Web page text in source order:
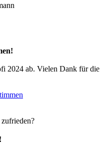
2024 ab. Vielen Dank für die